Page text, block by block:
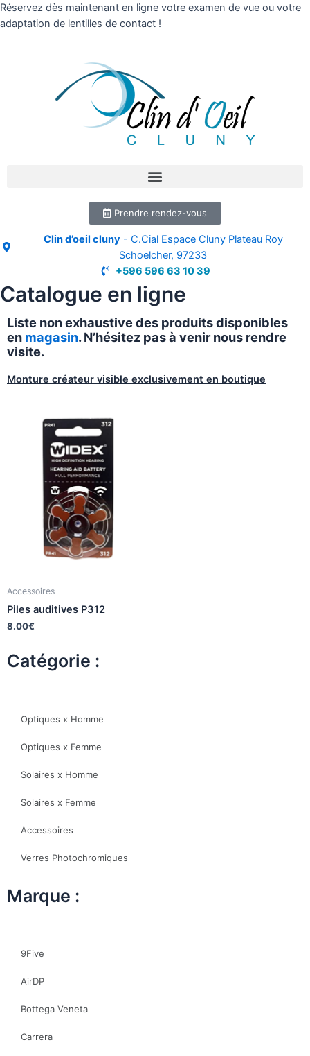
Réservez dès maintenant en ligne votre examen de vue ou votre
adaptation de lentilles de contact !
Prendre rendez-vous
Clin d’oeil cluny- C.Cial Espace Cluny Plateau Roy
Schoelcher, 97233
+596 596 63 10 39
Catalogue en ligne
Liste non exhaustive des produits disponibles
en magasin. N’hésitez pas à venir nous rendre
visite.
Monture créateur visible exclusivement en boutique
Accessoires
Piles auditives P312
8.00€
Catégorie :
Optiques x Homme
Optiques x Femme
Solaires x Homme
Solaires x Femme
Accessoires
Verres Photochromiques
Marque :
9Five
AirDP
Bottega Veneta
Carrera